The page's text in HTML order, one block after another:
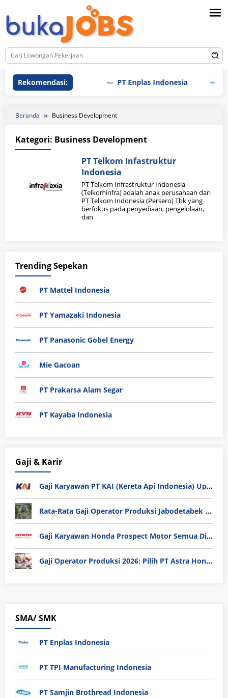
ke
konten
Rekomendasi: PT Enplas Indonesia PT
Beranda Business Development
Kategori: Business Development
PT Telkom Infastruktur
Indonesia
PT Telkom Infrastruktur Indonesia
(Telkominfra) adalah anak perusahaan dari
PT Telkom Indonesia (Persero) Tbk yang
berfokus pada penyediaan, pengelolaan,
dan
Trending Sepekan
PT Mattel Indonesia
PT Yamazaki Indonesia
PT Panasonic Gobel Energy
Mie Gacoan
PT Prakarsa Alam Segar
PT Kayaba Indonesia
Gaji & Karir
Gaji Karyawan PT KAI (Kereta Api Indonesia) Update 2025
Rata-Rata Gaji Operator Produksi Jabodetabek 2025: Bedah Tuntas UMK, Lemburan, dan Realita Hidup Buruh
Gaji Karyawan Honda Prospect Motor Semua Divisi
Gaji Operator Produksi 2026: Pilih PT Astra Honda Motor (AHM) atau Manufaktur di Jepang?
SMA/ SMK
PT Enplas Indonesia
PT TPI Manufacturing Indonesia
PT Samjin Brothread Indonesia